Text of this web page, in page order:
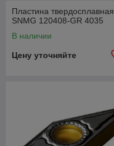
Пластина твердосплавная
SNMG 120408-GR 4035
В наличии
Цену уточняйте